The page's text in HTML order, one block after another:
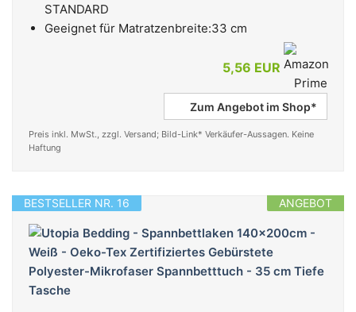
STANDARD
Geeignet für Matratzenbreite:33 cm
5,56 EUR
Zum Angebot im Shop*
Preis inkl. MwSt., zzgl. Versand; Bild-Link* Verkäufer-Aussagen. Keine
Haftung
ANGEBOT
BESTSELLER NR. 16